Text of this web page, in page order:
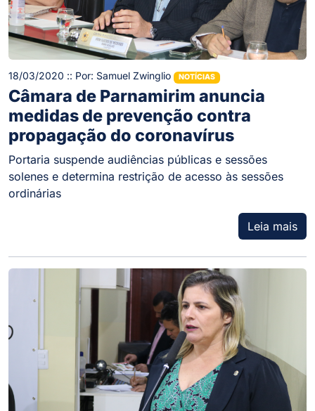
18/03/2020 :: Por: Samuel Zwinglio NOTÍCIAS
Câmara de Parnamirim anuncia
medidas de prevenção contra
propagação do coronavírus
Portaria suspende audiências públicas e sessões
solenes e determina restrição de acesso às sessões
ordinárias
Leia mais